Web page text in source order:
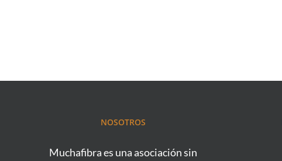
NOSOTROS
Muchafibra es una asociación sin